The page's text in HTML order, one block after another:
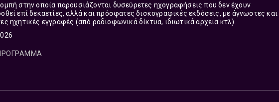
στην οποία παρουσιάζονται δυσεύρετες ηχογραφήσεις που δεν έχουν
επί δεκαετίες, αλλά και πρόσφατες δισκογραφικές εκδόσεις, με άγνωστες και
ηχητικές εγγραφές (από ραδιοφωνικά δίκτυα, ιδιωτικά αρχεία κτλ).